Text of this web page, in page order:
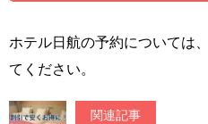
ホテル日航の予約については
てください。
関連記事